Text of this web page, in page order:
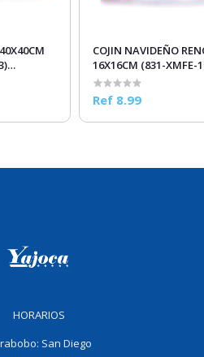
COJIN NAVIDEÑO
16X16CM (831-XMFE-17030-
21I) MULTICOLORES
Ref 8.99
HORARIOS
San Diego